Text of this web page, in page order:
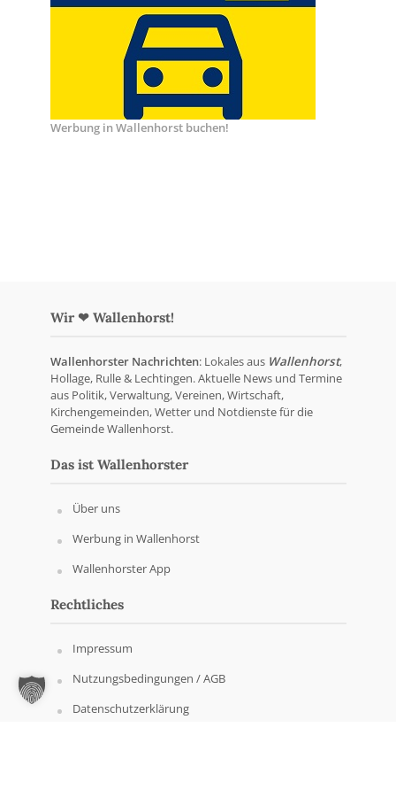
Werbung in Wallenhorst buchen!
Wir ❤ Wallenhorst!
Wallenhorster Nachrichten: Lokales aus Wallenhorst,
Hollage, Rulle & Lechtingen. Aktuelle News und Termine
aus Politik, Verwaltung, Vereinen, Wirtschaft,
Kirchengemeinden, Wetter und Notdienste für die
Gemeinde Wallenhorst.
Das ist Wallenhorster
Über uns
Werbung in Wallenhorst
Wallenhorster App
Rechtliches
Impressum
Nutzungsbedingungen / AGB
Datenschutzerklärung